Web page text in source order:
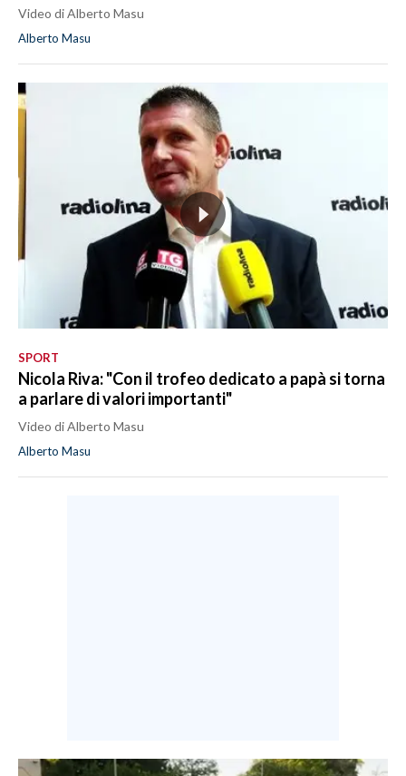
Video di Alberto Masu
Alberto Masu
SPORT
Nicola Riva: "Con il trofeo dedicato a papà si torna
a parlare di valori importanti"
Video di Alberto Masu
Alberto Masu